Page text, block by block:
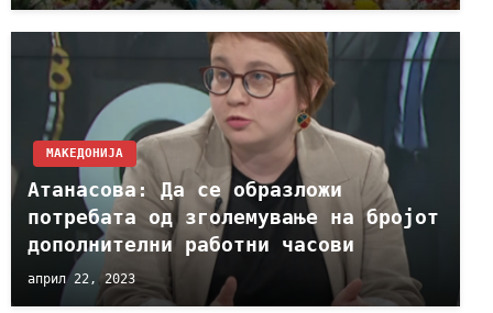
МАКЕДОНИЈА
Атанасова: Да се образложи
потребата од зголемување на бројот
дополнителни работни часови
април 22, 2023